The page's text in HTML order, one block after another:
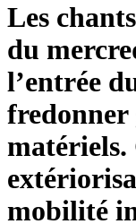
Les
du
l’entrée
fredonner
matériels.
mobilité